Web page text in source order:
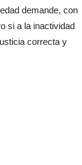
demande, con
si a la inactividad
correcta y